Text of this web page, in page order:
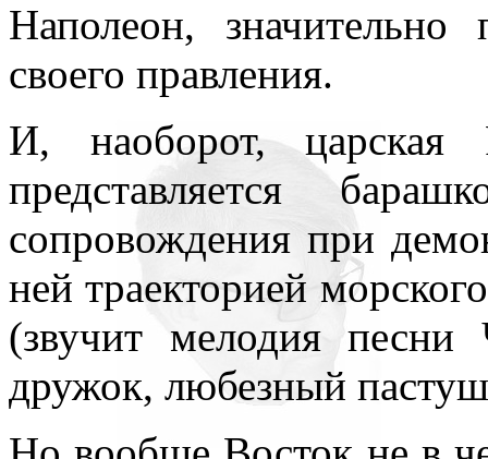
Наполеон,
своего правления.
И, наоборот, царская
представляется
сопровождения при
ней траекторией
(звучит мелодия песни
дружок, любезный